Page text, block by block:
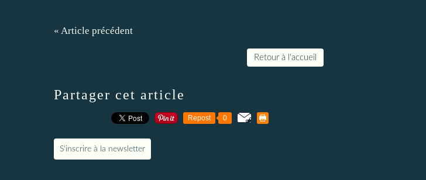
« Article précédent
Retour à l'accueil
Partager cet article
Repost 0
S'inscrire à la newsletter